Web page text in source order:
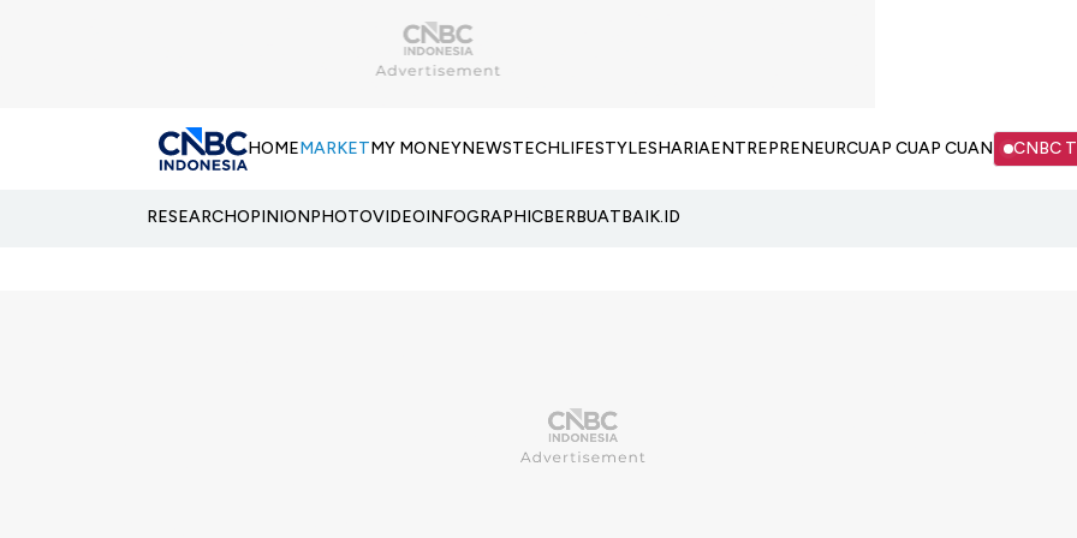
HOMEMARKETMY MONEYNEWSTECHLIFESTYLESHARIAENTREPRENEURCUAP CUAP CUAN CNBC
RESEARCHOPINIONPHOTOVIDEOINFOGRAPHICBERBUATBAIK.ID